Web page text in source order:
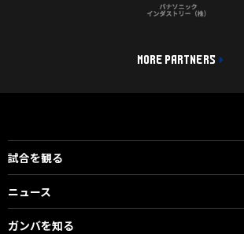
MORE PARTNERS
試合を観る
ニュース
ガンバを知る